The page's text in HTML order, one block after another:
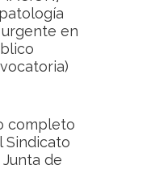
en
completo
Sindicato
de